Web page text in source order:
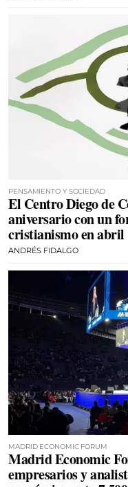
PENSAMIENTO Y SOCIEDAD
El Centro Diego de
aniversario con un
cristianismo en abril
ANDRÉS FIDALGO
MADRID ECONOMIC FORUM
Madrid Economic
empresarios y